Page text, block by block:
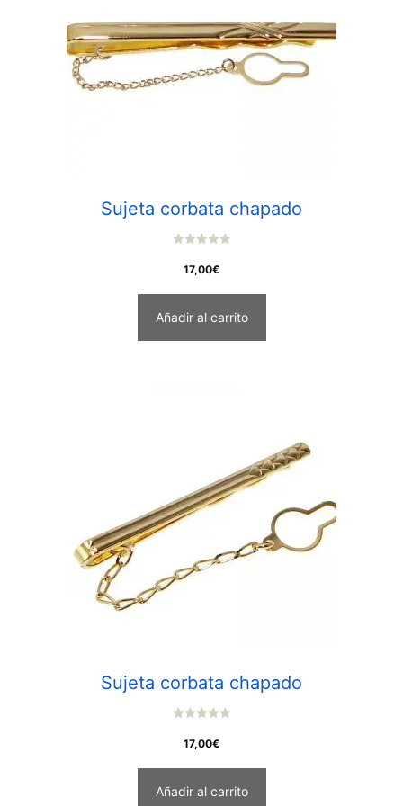
Sujeta corbata chapado
o
5
17,00€
Añadir al carrito
Sujeta corbata chapado
o
5
17,00€
Añadir al carrito